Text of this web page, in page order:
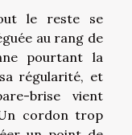
le reste se
au rang de
pourtant la
régularité, et
brise vient
cordon trop